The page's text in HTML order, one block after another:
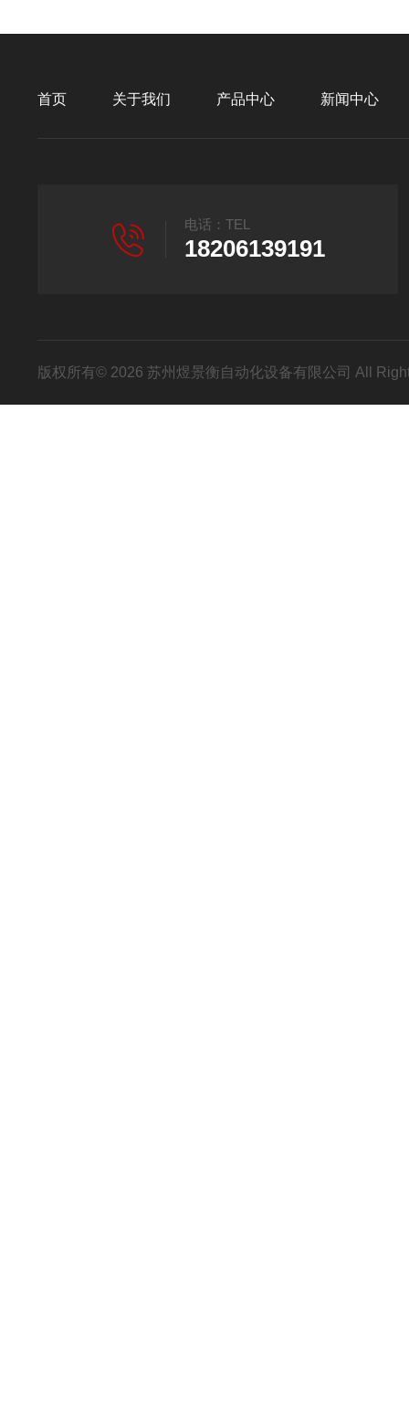
首页 关于我们 产品中心 新闻中心
电话：TEL
18206139191
版权所有© 2026 苏州煜景衡自动化设备有限公司 All